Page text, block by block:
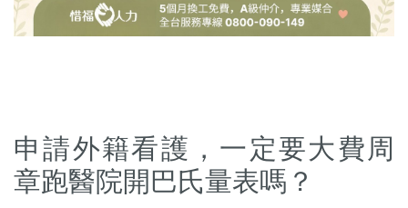
申請外籍看護，一定要大費周
章跑醫院開巴氏量表嗎？